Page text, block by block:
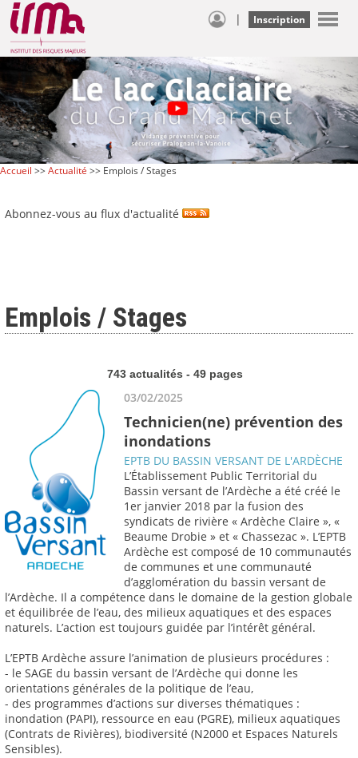
| Inscription
Accueil >>Actualité >> Emplois / Stages
Abonnez-vous au flux d'actualité
Emplois / Stages
743 actualités - 49 pages
03/02/2025
Technicien(ne) prévention des
inondations
EPTB DU BASSIN VERSANT DE L'ARDÈCHE
L’Établissement Public Territorial du
Bassin versant de l’Ardèche a été créé le
1er janvier 2018 par la fusion des
syndicats de rivière « Ardèche Claire », «
Beaume Drobie » et « Chassezac ». L’EPTB
Ardèche est composé de 10 communautés
de communes et une communauté
d’agglomération du bassin versant de
l’Ardèche. Il a compétence dans le domaine de la gestion globale
et équilibrée de l’eau, des milieux aquatiques et des espaces
naturels. L’action est toujours guidée par l’intérêt général.
L’EPTB Ardèche assure l’animation de plusieurs procédures :
- le SAGE du bassin versant de l’Ardèche qui donne les
orientations générales de la politique de l’eau,
- des programmes d’actions sur diverses thématiques :
inondation (PAPI), ressource en eau (PGRE), milieux aquatiques
(Contrats de Rivières), biodiversité (N2000 et Espaces Naturels
Sensibles).